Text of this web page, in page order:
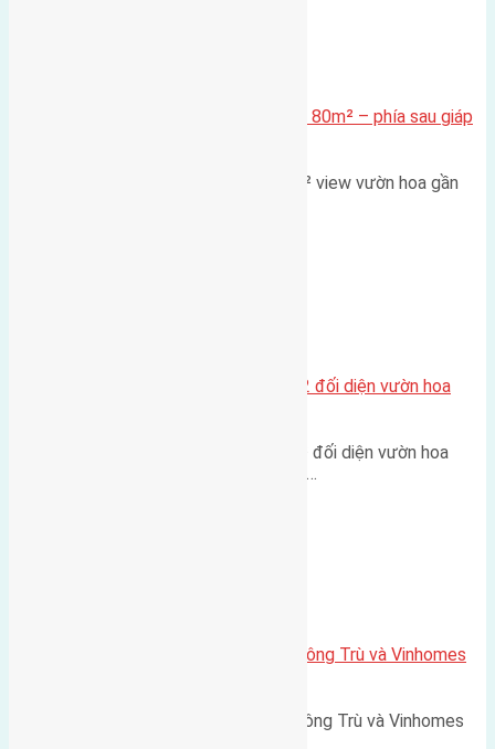
Cần bán Đất đấu giá X2 Thái Bình 80m² – phía sau giáp
Lô đất đấu giá X2 Thái Bình 80m² view vườn hoa gần
Lô đất tái định cư Mai Hiên 56m2 đối diện vườn hoa
Lô đất tái định cư Mai Hiên 56m² đối diện vườn hoa
500m Diện tích: 56m² (3,5x16m).…
Lô đất Lê Xá 103,6m2 gần cầu Đông Trù và Vinhomes
Lô đất Lê Xá 103,6m² gần cầu Đông Trù và Vinhomes